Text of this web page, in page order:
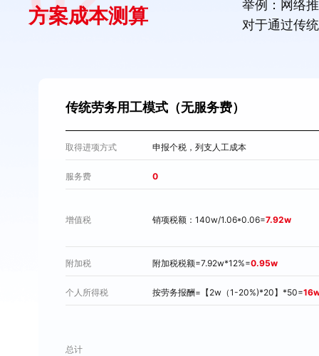
方案成本测算
举例：网络
对于通过传
传统劳务用工模式（无服务费）
取得进项方式 申报个税，列支人工成本
服务费 0
增值税 销项税额：140w/1.06*0.06=7.92w
附加税 附加税税额=7.92w*12%=0.95w
个人所得税 按劳务报酬=【2w（1-20%)*20】*50=
总计